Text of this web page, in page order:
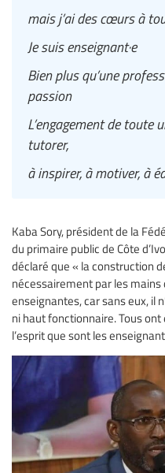
mais j’ai des cœurs à
Je suis enseignant·e
Bien plus qu’une
passion
L’engagement de toute
tutorer,
à inspirer, à motiver, à
Kaba Sory, président de la
du primaire public de Côte
déclaré que « la construction
nécessairement par les
enseignantes, car sans eux, il
ni haut fonctionnaire. Tous
l’esprit que sont les